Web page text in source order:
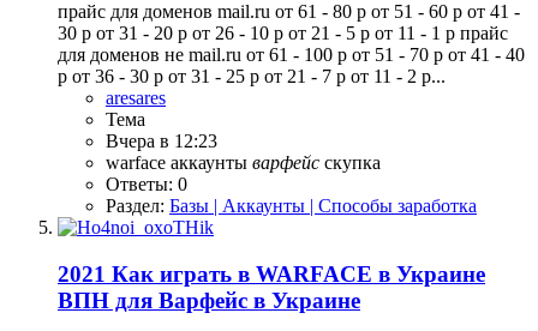
прайс для доменов mail.ru от 61 - 80 р от 51 - 60 р от 41 -
30 р от 31 - 20 р от 26 - 10 р от 21 - 5 р от 11 - 1 р прайс
для доменов не mail.ru от 61 - 100 р от 51 - 70 р от 41 - 40
р от 36 - 30 р от 31 - 25 р от 21 - 7 р от 11 - 2 р...
aresares
Тема
Вчера в 12:23
warface аккаунты варфейс скупка
Ответы: 0
Раздел: Базы | Аккаунты | Способы заработка
2021 Как играть в WARFACE в Украине
ВПН для Варфейс в Украине